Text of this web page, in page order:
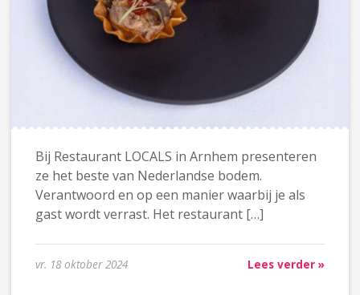
Bij Restaurant LOCALS in Arnhem presenteren
ze het beste van Nederlandse bodem.
Verantwoord en op een manier waarbij je als
gast wordt verrast. Het restaurant […]
vr. 18 oktober 2024 Lees verder »